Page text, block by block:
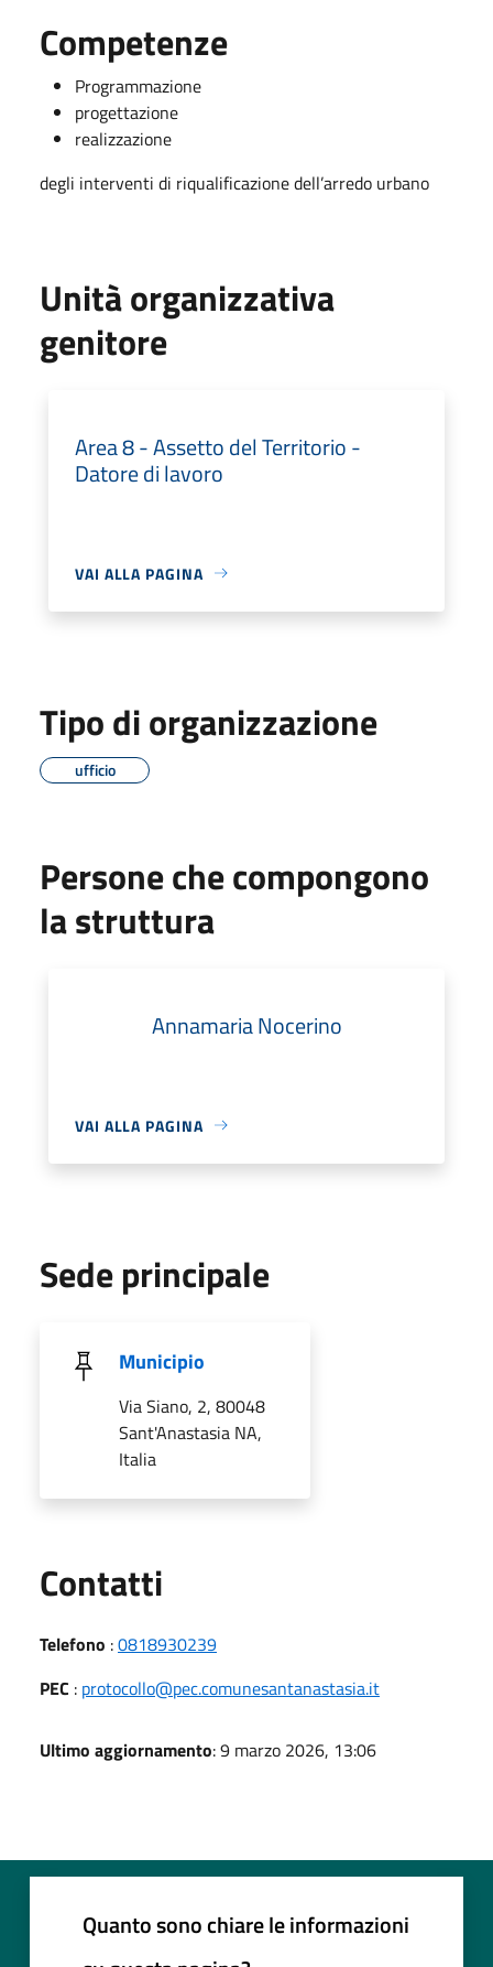
Competenze
Programmazione
progettazione
realizzazione
degli interventi di riqualificazione dell’arredo urbano
Unità organizzativa
genitore
Area 8 - Assetto del Territorio -
Datore di lavoro
VAI ALLA PAGINA
Tipo di organizzazione
ufficio
Persone che compongono
la struttura
Annamaria Nocerino
VAI ALLA PAGINA
Sede principale
Municipio
Via Siano, 2, 80048
Sant'Anastasia NA,
Italia
Contatti
Telefono :0818930239
PEC : protocollo@pec.comunesantanastasia.it
Ultimo aggiornamento: 9 marzo 2026, 13:06
Quanto sono chiare le informazioni